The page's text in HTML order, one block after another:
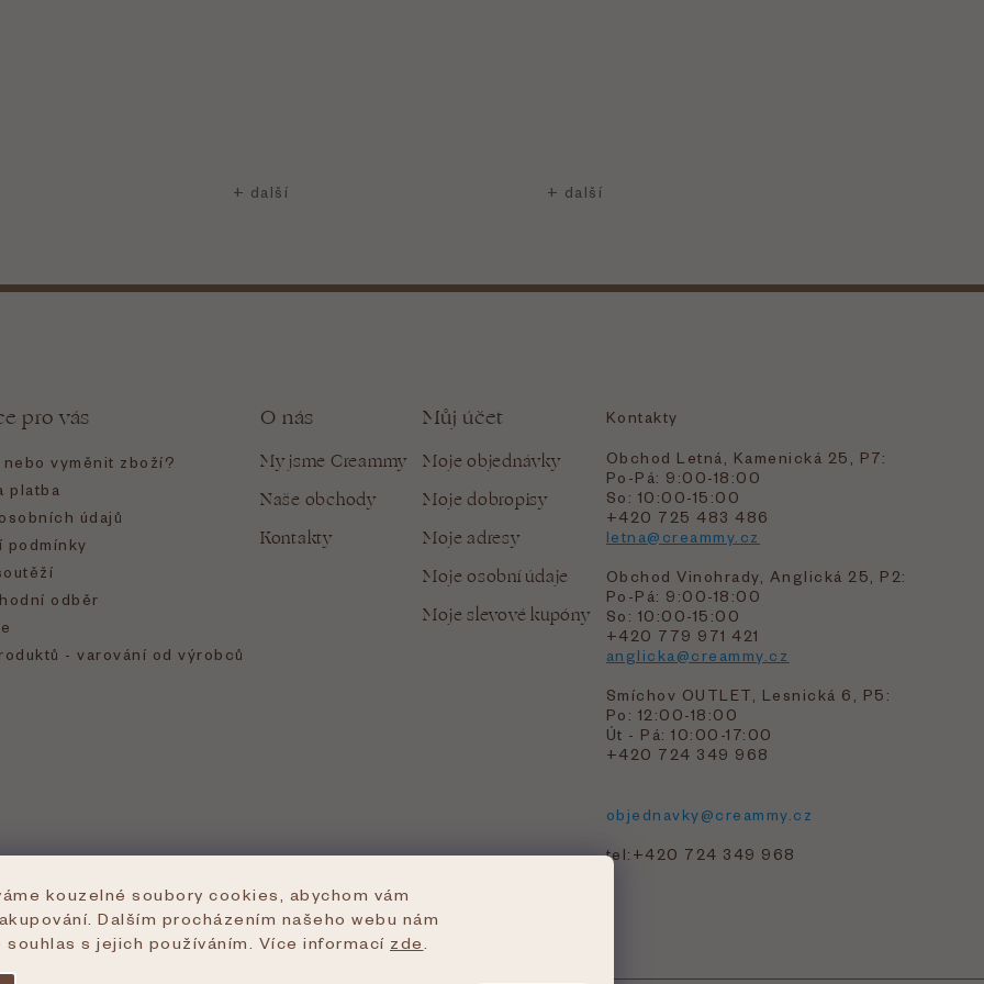
kouzelné soubory cookies, abychom vám
Dalším procházením našeho webu nám
souhlas s jejich používáním. Více informací zde
pro vás
vyměnit zboží?
platba
údajů
podmínky
odběr
- varování od výrobců
O nás
My jsme Creammy
Naše obchody
Kontakty
Můj účet
Moje objednávky
Moje dobropisy
Moje adresy
Moje osobní údaje
Moje slevové kupóny
Kontakty
Obchod Letná, Kamenická 25, P7:
Po-Pá: 9:00-18:00
So: 10:00-15:00
+420 725 483 486
letna@creammy.cz
Obchod Vinohrady, Anglická 25, P2:
Po-Pá: 9:00-18:00
So: 10:00-15:00
+420 779 971 421
anglicka@creammy.cz
Smíchov OUTLET, Lesnická 6, P5:
Po: 12:00-18:00
Út - Pá: 10:00-17:00
+420 724 349 968
objednavky@creammy.cz
tel:+420 724 349 968